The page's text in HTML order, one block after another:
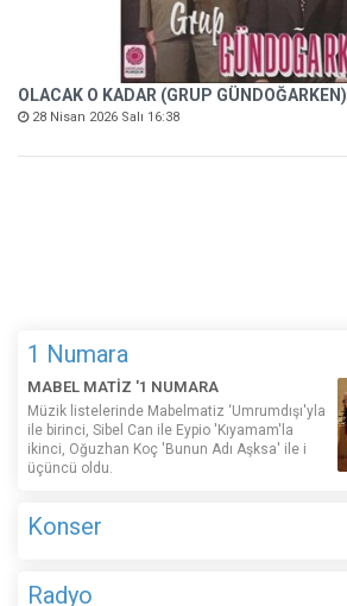
OLACAK O KADAR (GRUP GÜNDOĞARKEN)
28 Nisan 2026 Salı 16:38
1 Numara
MABEL MATİZ '1 NUMARA
Müzik listelerinde Mabelmatiz ‘Umrumdışı'yla
ile birinci, Sibel Can ile Eypio 'Kıyamam'la
ikinci, Oğuzhan Koç 'Bunun Adı Aşksa' ile i
üçüncü oldu.
Konser
Radyo